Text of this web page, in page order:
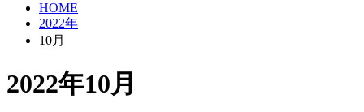
HOME
2022年
10月
2022年10月